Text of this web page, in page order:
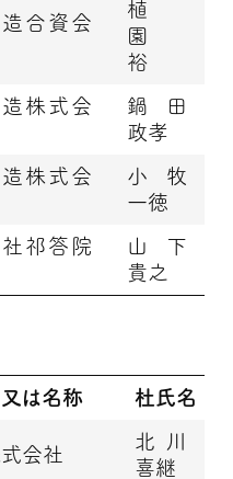
合資会
植
園
裕
株式会
鍋田
政孝
株式会
小牧
一徳
祁答院
山下
貴之
は名称 杜氏名
会社
北川
喜継